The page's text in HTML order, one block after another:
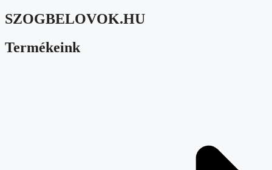
SZOGBELOVOK.HU
Termékeink